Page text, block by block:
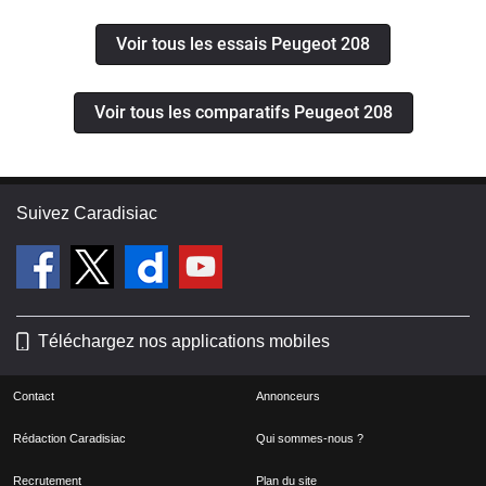
Voir tous les essais Peugeot 208
Voir tous les comparatifs Peugeot 208
Suivez Caradisiac
Téléchargez nos applications mobiles
Contact Annonceurs
Rédaction Caradisiac Qui sommes-nous ?
Recrutement Plan du site